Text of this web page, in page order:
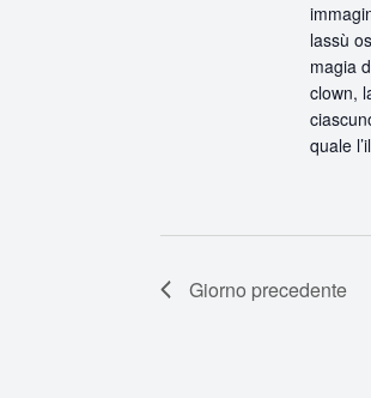
lassù
magia
clown,
quale
Giorno precedente